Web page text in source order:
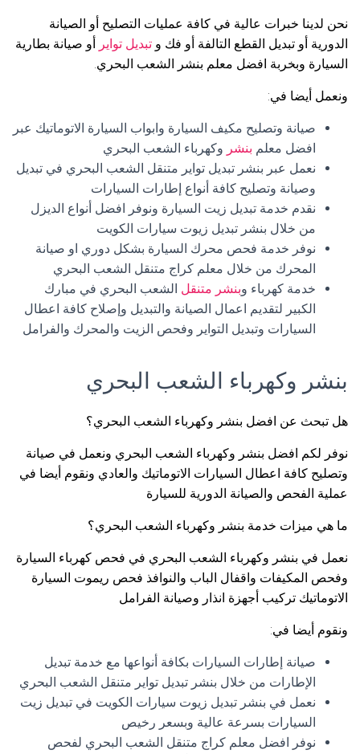
نحن لدينا خبرات عالية في كافة عمليات التصليح أو الصيانة
الدورية أو تبديل القطع التالفة أو فك و تبديل تواير أو صيانة بطارية
السيارة وبخربة افضل معلم بنشر الشعب البحري.
ونعمل أيضا في:
صيانة وتصليح مكيف السيارة وابواب السيارة الاتوماتيك عبر
افضل معلم بنشر وكهرباء الشعب البحري
نعمل عبر بنشر تبديل تواير متنقل الشعب البحري في تبديل
وصيانة وتصليح كافة أنواع إطارات السيارات
نقدم خدمة تبديل زيت السيارة ونوفر افضل أنواع الديزل
من خلال بنشر تبديل زيوت سيارات الكويت
نوفر خدمة فحص محرك السيارة بشكل دوري او صيانة
المحرك من خلال معلم كراج متنقل الشعب البحري
خدمة كهرباء وبنشر متنقل الشعب البحري في مبارك
الكبير لتقديم اعمال الصيانة والتبديل وإصلاح كافة اعطال
السيارات وتبديل التواير وفحص الزيت والمحرك والفرامل
بنشر وكهرباء الشعب البحري
هل تبحث عن افضل بنشر وكهرباء الشعب البحري؟
نوفر لكم افضل بنشر وكهرباء الشعب البحري ونعمل في صيانة
وتصليح كافة اعطال السيارات الاتوماتيك والعادي ونقوم أيضا في
عملية الفحص والصيانة الدورية للسيارة
ما هي ميزات خدمة بنشر وكهرباء الشعب البحري؟
نعمل في بنشر وكهرباء الشعب البحري في فحص كهرباء السيارة
وفحص المكيفات واقفال الباب والنوافذ فحص ريموت السيارة
الاتوماتيك تركيب أجهزة انذار وصيانة الفرامل
ونقوم أيضا في:
صيانة إطارات السيارات بكافة أنواعها مع خدمة تبديل
الإطارات من خلال بنشر تبديل تواير متنقل الشعب البحري
نعمل في بنشر تبديل زيوت سيارات الكويت في تبديل زيت
السيارات بسرعة عالية وبسعر رخيص
نوفر افضل معلم كراج متنقل الشعب البحري لفحص